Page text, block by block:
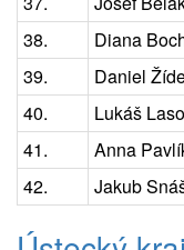
38.
Diana
39.
Daniel
40.
Lukáš
41.
Anna
42.
Jakub